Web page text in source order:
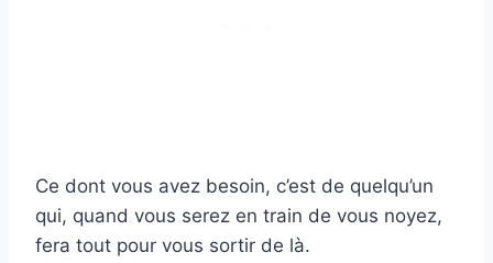
Ce dont vous avez besoin, c’est de quelqu’un
qui, quand vous serez en train de vous noyez,
fera tout pour vous sortir de là.